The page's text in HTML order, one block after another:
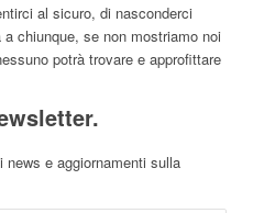
al sicuro, di nasconderci
chiunque, se non mostriamo noi
potrà trovare e approfittare
e aggiornamenti sulla